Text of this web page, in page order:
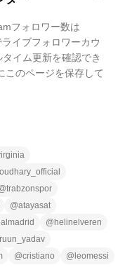
フォロワー数は
イブフォロワーカウ
イム更新を確認でき
このページを保存して
trabzonspor
@atayasat
@ helinelveren
@cristiano @ leomessi